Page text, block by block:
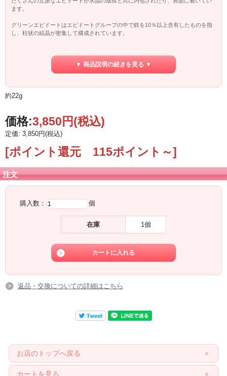
ます。
グリーンエピドートはエピドートグループの中で鉄を10％以上含有したものを指
し、柱状の結晶が密集して構成されています。
といわれており、和名では緑色の簾のようだということで「緑簾石（りょくれん
せき）」と呼ばれています。▼ 商品説明の続きを見る ▼
約22g
価格:3,850円(税込)
定価: 3,850円(税込)
[ポイント還元 115ポイント～]
注文
購入数： 個
在庫 1個
返品・交換についての詳細はこちら
お店のトップへ戻る
カートを見る